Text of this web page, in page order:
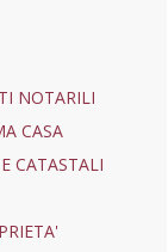
NOTARILI
CASA
CATASTALI